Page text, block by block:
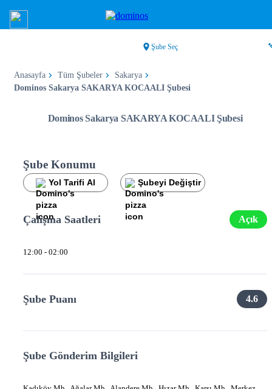
Şube Seç
Anasayfa Tüm Şubeler
Sakarya
Dominos Sakarya SAKARYA KOCAALI Şubesi
Dominos Sakarya SAKARYA KOCAALI Şubesi
Şube Konumu
Yol Tarifi Al Şubeyi Değiştir
Çalışma Saatleri Açık
12:00 - 02:00
Şube Puanı 4.6
Şube Gönderim Bilgileri